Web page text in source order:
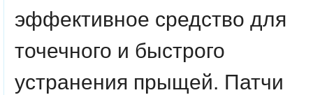
эффективное средство для
точечного и быстрого
устранения прыщей. Патчи